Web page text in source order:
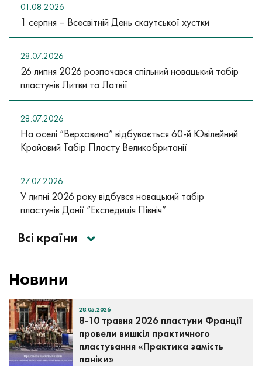
Всі країни
Новини
28.05.2026
8-10 травня 2026 пластуни Франції
провели вишкіл практичного
пластування «Практика замість
паніки»
01.08.2026
1 серпня – Всесвітній День скаутської хустки
28.07.2026
26 липня 2026 розпочався спільний новацький табір
пластунів Литви та Латвії
28.07.2026
На оселі “Верховина” відбувається 60-й Ювілейний
Крайовий Табір Пласту Великобританії
27.07.2026
У липні 2026 року відбувся новацький табір
пластунів Данії “Експедиція Північ”